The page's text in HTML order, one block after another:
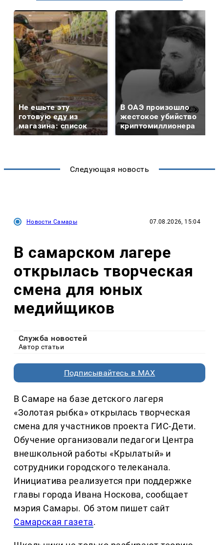
Не ешьте эту
готовую еду из
магазина: список
В ОАЭ произошло
жестокое убийство
криптомиллионера
Следующая новость
Новости Самары 07.08.2026, 15:04
В самарском лагере
открылась творческая
смена для юных
медийщиков
Служба новостей
Автор статьи
Подписывайтесь в MAX
В Самаре на базе детского лагеря
«Золотая рыбка» открылась творческая
смена для участников проекта ГИС-Дети.
Обучение организовали педагоги Центра
внешкольной работы «Крылатый» и
сотрудники городского телеканала.
Инициатива реализуется при поддержке
главы города Ивана Носкова, сообщает
мэрия Самары. Об этом пишет сайт
Самарская газета.